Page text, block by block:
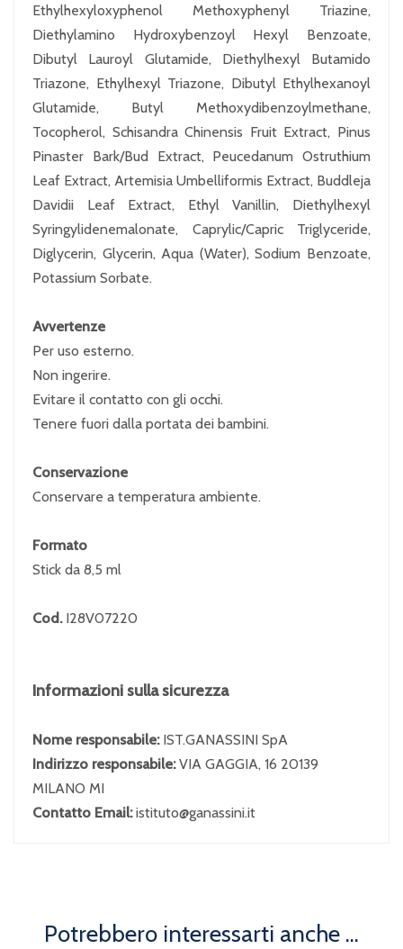
Ethylhexyloxyphenol Methoxyphenyl Triazine,
Diethylamino Hydroxybenzoyl Hexyl Benzoate,
Dibutyl Lauroyl Glutamide, Diethylhexyl Butamido
Triazone, Ethylhexyl Triazone, Dibutyl Ethylhexanoyl
Glutamide, Butyl Methoxydibenzoylmethane,
Tocopherol, Schisandra Chinensis Fruit Extract, Pinus
Pinaster Bark/Bud Extract, Peucedanum Ostruthium
Leaf Extract, Artemisia Umbelliformis Extract, Buddleja
Davidii Leaf Extract, Ethyl Vanillin, Diethylhexyl
Syringylidenemalonate, Caprylic/Capric Triglyceride,
Diglycerin, Glycerin, Aqua (Water), Sodium Benzoate,
Potassium Sorbate.
Avvertenze
Per uso esterno.
Non ingerire.
Evitare il contatto con gli occhi.
Tenere fuori dalla portata dei bambini.
Conservazione
Conservare a temperatura ambiente.
Formato
Stick da 8,5 ml
Cod.I28V07220
Informazioni sulla sicurezza
Nome responsabile: IST.GANASSINI SpA
Indirizzo responsabile:VIA GAGGIA, 16 20139
MILANO MI
Contatto Email:istituto@ganassini.it
Potrebbero interessarti anche ...